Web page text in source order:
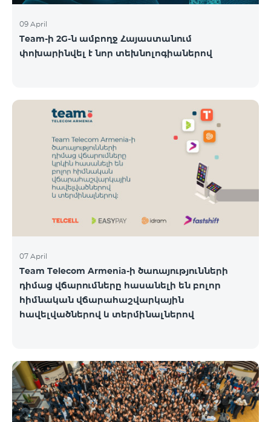
09 April
Team-ի 2G-ն ամբողջ Հայաստանում
փոխարինվել է նոր տեխնոլոգիաներով
07 April
Team Telecom Armenia-ի ծառայությունների
դիմաց վճարումները հասանելի են բոլոր
հիմնական վճարահաշվարկային
հավելվածներով և տերմինալներով